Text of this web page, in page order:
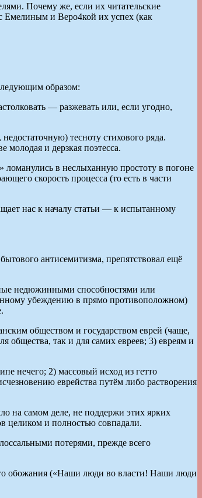
Почему же, если их читательские
Емелиным и Веро4кой их успех (как
образом:
— разжевать или, если угодно,
тесноту стихового ряда.
и дерзкая поэтесса.
в неслыханную простоту в погоне
скорость процесса (то есть в части
нас к началу статьи — к испытанному
антисемитизма, препятствовал ещё
недюжинными способностями или
убеждению в прямо противоположном)
обществом и государством еврей (чаще,
общества, так и для самих евреев; 3) евреям и
нечего; 2) массовый исход из гетто
еврейства путём либо растворения
на самом деле, не поддержи этих ярких
целиком и полностью совпадали.
потерями, прежде всего
обожания («Наши люди во власти! Наши люди